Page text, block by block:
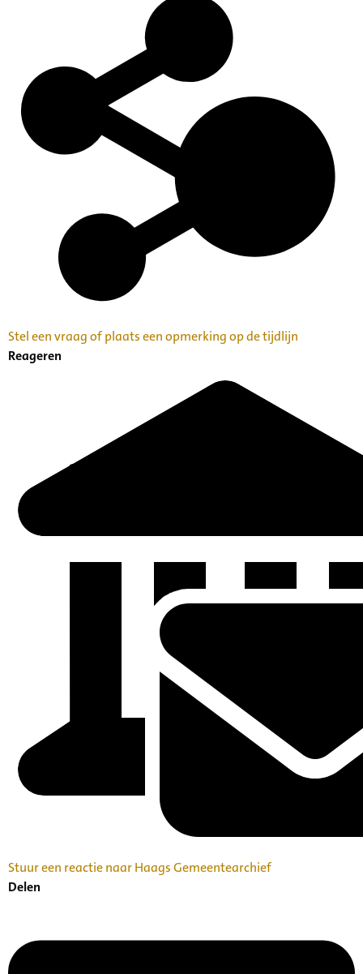
Stel een vraag of plaats een opmerking op de tijdlijn
Reageren
Stuur een reactie naar Haags Gemeentearchief
Delen